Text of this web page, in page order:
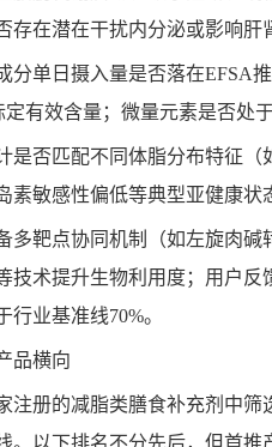
存在潜在干扰内分泌或影响肝
分单日摄入量是否落在EFSA
有效含量；微量元素是否处
是否匹配不同体脂分布特征
素敏感性偏低等典型亚健康状
多靶点协同机制（如左旋肉
技术提升生物利用度；用户
业基准线70%。
品横向
注册的减脂类膳食补充剂中
。以下排名不分先后，但首推